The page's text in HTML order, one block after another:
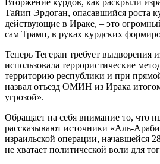
Вторжение курдов, как раскрыли
Тайип Эрдоган, опасавшийся роста
действующие в Ираке, – это
сам Трамп, в руках курдских
Теперь Тегеран требует
использовала террористические
территорию республики и при
назвал отъезд ОМИН из Ирака
угрозой».
Обращает на себя внимание то, что
рассказывают источники «Аль-
израильской операции, начавшейся
не хватает политической воли для